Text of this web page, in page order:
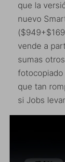
que la
nuevo
vende a
sumas
que tan
si Jobs